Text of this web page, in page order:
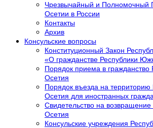
Чрезвычайный и Полномочный
Осетии в России
Контакты
Архив
Консульские вопросы
Конституционный Закон
«О гражданстве Республики
Порядок приема в
Осетия
Порядок въезда на
Осетия для иностранных
Свидетельство на
Осетия
Консульские учреждения